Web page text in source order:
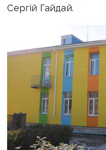
Сергій Гайдай.